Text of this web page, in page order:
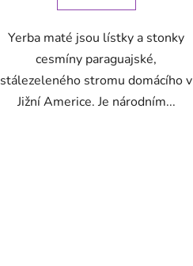
Yerba maté jsou lístky a stonky
cesmíny paraguajské,
stálezeleného stromu domácího v
Jižní Americe. Je národním...